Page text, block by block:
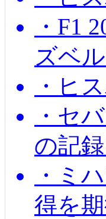
・F1
ズベ
・ヒ
・セ
の記
・ミ
得を